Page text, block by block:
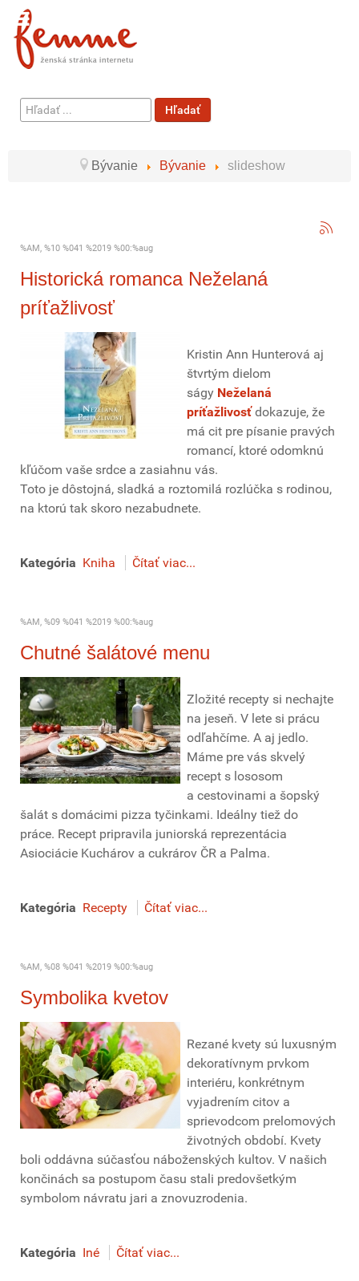
Hľadať
...
Hľadať
Bývanie Bývanie slideshow
%AM, %10 %041 %2019 %00:%aug
Historická romanca Neželaná
príťažlivosť
Kristin Ann Hunterová aj
štvrtým dielom
ságy Neželaná
príťažlivosť dokazuje, že
má cit pre písanie pravých
romancí, ktoré odomknú
kľúčom vaše srdce a zasiahnu vás.
Toto je dôstojná, sladká a roztomilá rozlúčka s rodinou,
na ktorú tak skoro nezabudnete.
Kategória Kniha Čítať viac...
%AM, %09 %041 %2019 %00:%aug
Chutné šalátové menu
Zložité recepty si nechajte
na jeseň. V lete si prácu
odľahčíme. A aj jedlo.
Máme pre vás skvelý
recept s lososom
a cestovinami a šopský
šalát s domácimi pizza tyčinkami. Ideálny tiež do
práce. Recept pripravila juniorská reprezentácia
Asiociácie Kuchárov a cukrárov ČR a Palma.
Kategória Recepty Čítať viac...
%AM, %08 %041 %2019 %00:%aug
Symbolika kvetov
Rezané kvety sú luxusným
dekoratívnym prvkom
interiéru, konkrétnym
vyjadrením citov a
sprievodcom prelomových
životných období. Kvety
boli oddávna súčasťou náboženských kultov. V našich
končinách sa postupom času stali predovšetkým
symbolom návratu jari a znovuzrodenia.
Kategória Iné Čítať viac...